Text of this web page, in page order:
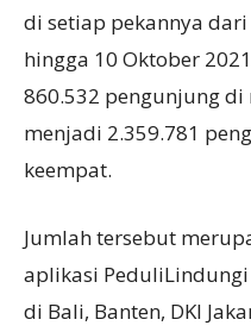
di setiap pekannya
hingga 10 Oktober
860.532 pengunjung
menjadi 2.359.781
keempat.
Jumlah tersebut
aplikasi
di Bali, Banten, DKI